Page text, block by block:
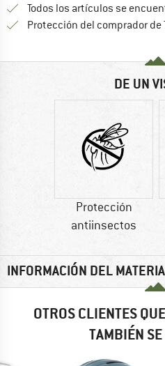
Todos los artículos se
Protección del comprador de
DE UN
Protección
antiinsectos
INFORMACIÓN DEL
OTROS CLIENTES
TAMBIÉN